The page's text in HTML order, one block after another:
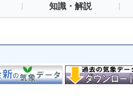
知識・解説